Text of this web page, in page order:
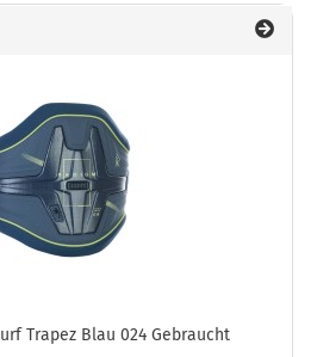
Trapez Blau 024 Gebraucht